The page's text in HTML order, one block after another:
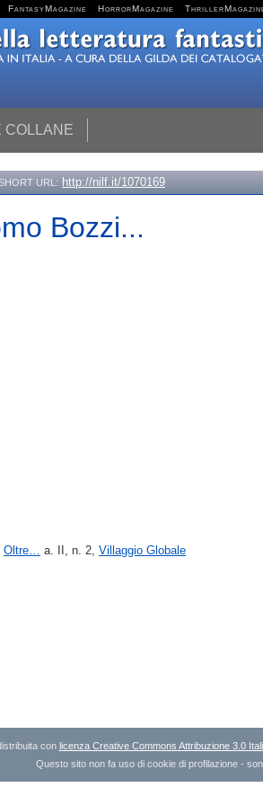
FantasyMagazine HorrorMagazine
COLLANE
URL: http://nilf.it/1070169
Bozzi...
Oltre… a. II, n. 2, Villaggio Globale
con licenza Creative Commons Attribuzione 3.0
Questo sito non fa uso di cookie di profilazione -